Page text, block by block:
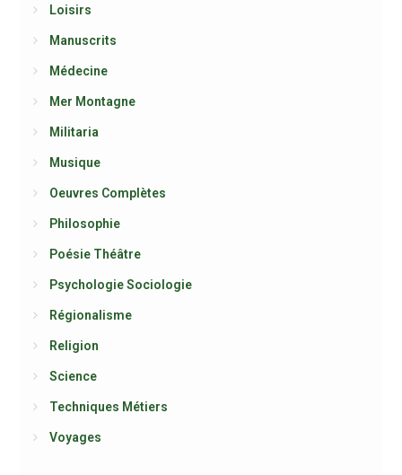
Loisirs
Manuscrits
Médecine
Mer Montagne
Militaria
Musique
Oeuvres Complètes
Philosophie
Poésie Théâtre
Psychologie Sociologie
Régionalisme
Religion
Science
Techniques Métiers
Voyages